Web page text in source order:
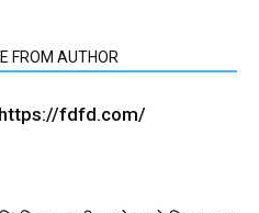
FROM AUTHOR
fdfd.com/